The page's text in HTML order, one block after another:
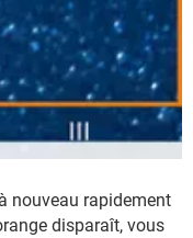
nouveau rapidement
disparaît, vous